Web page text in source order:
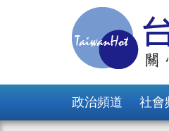
政治頻道 社會